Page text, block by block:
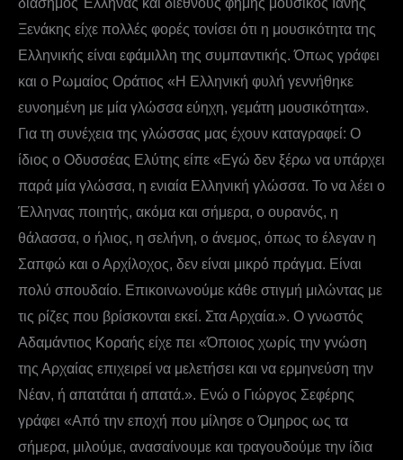
Ξενάκης είχε πολλές φορές τονίσει ότι η μουσικότητα της
Ελληνικής είναι εφάμιλλη της συμπαντικής. Όπως γράφει
και ο Ρωμαίος Οράτιος «Η Ελληνική φυλή γεννήθηκε
ευνοημένη με μία γλώσσα εύηχη, γεμάτη μουσικότητα».
Για τη συνέχεια της γλώσσας μας έχουν καταγραφεί: Ο
ίδιος ο Οδυσσέας Ελύτης είπε «Εγώ δεν ξέρω να υπάρχει
παρά μία γλώσσα, η ενιαία Ελληνική γλώσσα. Το να λέει ο
Έλληνας ποιητής, ακόμα και σήμερα, ο ουρανός, η
θάλασσα, ο ήλιος, η σελήνη, ο άνεμος, όπως το έλεγαν η
Σαπφώ και ο Αρχίλοχος, δεν είναι μικρό πράγμα. Είναι
πολύ σπουδαίο. Επικοινωνούμε κάθε στιγμή μιλώντας με
τις ρίζες που βρίσκονται εκεί. Στα Αρχαία.». Ο γνωστός
Αδαμάντιος Κοραής είχε πει «Όποιος χωρίς την γνώση
της Αρχαίας επιχειρεί να μελετήσει και να ερμηνεύση την
Νέαν, ή απατάται ή απατά.». Ενώ ο Γιώργος Σεφέρης
γράφει «Από την εποχή που μίλησε ο Όμηρος ως τα
σήμερα, μιλούμε, ανασαίνουμε και τραγουδούμε την ίδια